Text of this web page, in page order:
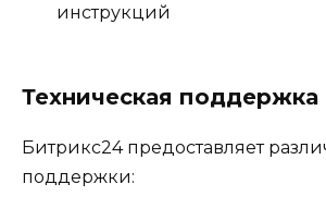
инструкций
Техническая поддержка
Битрикс24 предоставляет
поддержки: